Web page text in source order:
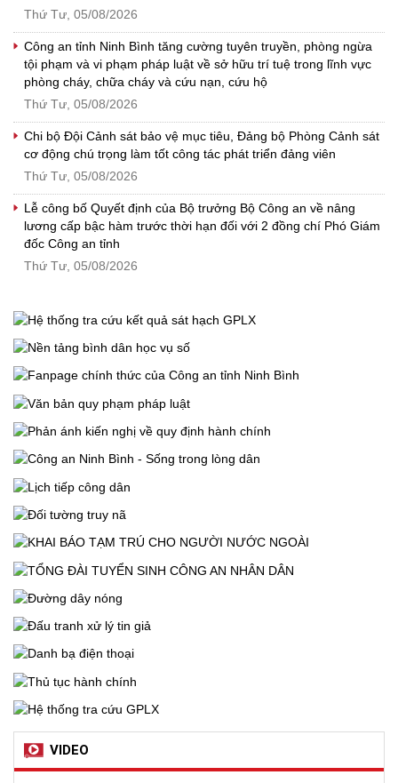
Thứ Tư, 05/08/2026
Công an tỉnh Ninh Bình tăng cường tuyên truyền, phòng ngừa
tội phạm và vi phạm pháp luật về sở hữu trí tuệ trong lĩnh vực
phòng cháy, chữa cháy và cứu nạn, cứu hộ
Thứ Tư, 05/08/2026
Chi bộ Đội Cảnh sát bảo vệ mục tiêu, Đảng bộ Phòng Cảnh sát
cơ động chú trọng làm tốt công tác phát triển đảng viên
Thứ Tư, 05/08/2026
Lễ công bố Quyết định của Bộ trưởng Bộ Công an về nâng
lương cấp bậc hàm trước thời hạn đối với 2 đồng chí Phó Giám
đốc Công an tỉnh
Thứ Tư, 05/08/2026
VIDEO